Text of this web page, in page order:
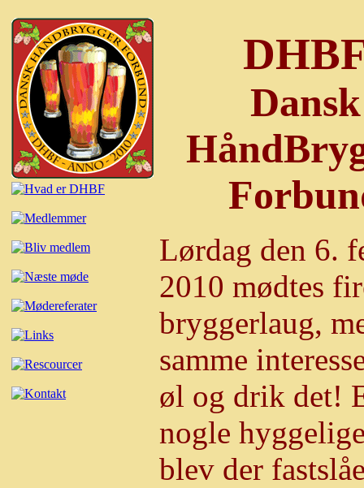
Dansk
Lørdag den 6.
2010 mødtes
bryggerlaug,
samme
øl og drik det!
nogle
blev der